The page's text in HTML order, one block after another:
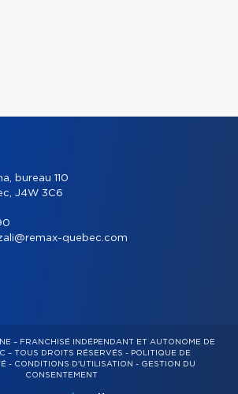
bureau 110
J4W 3C6
quebec.com
– FRANCHISÉ INDÉPENDANT ET AUTONOME DE
– TOUS DROITS RÉSERVÉS - POLITIQUE DE
- CONDITIONS D'UTILISATION - GESTION DU
CONSENTEMENT